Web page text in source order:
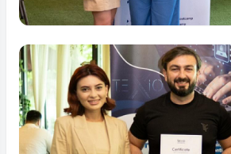
Tam ölçüdə bax